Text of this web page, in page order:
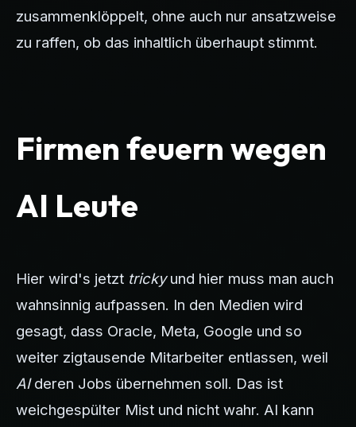
zusammenklöppelt, ohne auch nur ansatzweise
zu raffen, ob das inhaltlich überhaupt stimmt.
Firmen feuern wegen
AI Leute
Hier wird's jetzt trickyund hier muss man auch
wahnsinnig aufpassen. In den Medien wird
gesagt, dass Oracle, Meta, Google und so
weiter zigtausende Mitarbeiter entlassen, weil
AIderen Jobs übernehmen soll. Das ist
weichgespülter Mist und nicht wahr. AI kann